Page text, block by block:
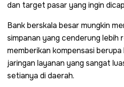
dan target pasar yang ingin
Bank berskala besar mungkin
simpanan yang cenderung lebih
memberikan kompensasi
jaringan layanan yang sangat
setianya di daerah.